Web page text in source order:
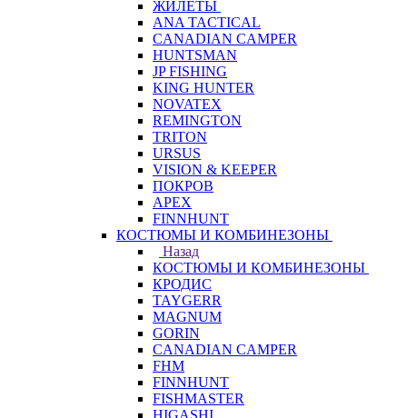
ЖИЛЕТЫ
ANA TACTICAL
CANADIAN CAMPER
HUNTSMAN
JP FISHING
KING HUNTER
NOVATEX
REMINGTON
TRITON
URSUS
VISION & KEEPER
ПОКРОВ
APEX
FINNHUNT
КОСТЮМЫ И КОМБИНЕЗОНЫ
Назад
КОСТЮМЫ И КОМБИНЕЗОНЫ
КРОДИС
TAYGERR
MAGNUM
GORIN
CANADIAN CAMPER
FHM
FINNHUNT
FISHMASTER
HIGASHI